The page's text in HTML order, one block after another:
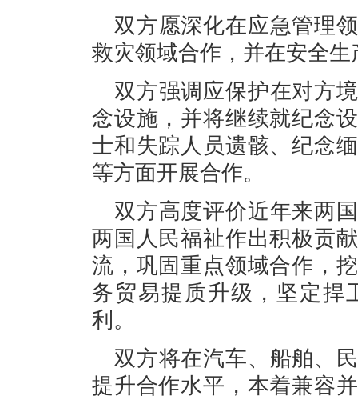
双方愿深化在应急管理
救灾领域合作，并在安全
双方强调应保护在对方
念设施，并将继续就纪念
士和失踪人员遗骸、纪念
等方面开展合作。
双方高度评价近年来两
两国人民福祉作出积极贡
流，巩固重点领域合作，
务贸易提质升级，坚定捍
利。
双方将在汽车、船舶、
提升合作水平，本着兼容